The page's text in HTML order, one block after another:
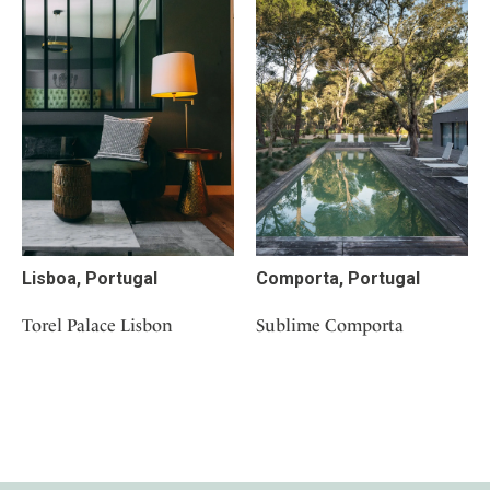
Lisboa, Portugal
Torel Palace Lisbon
Comporta, Portugal
Sublime Comporta